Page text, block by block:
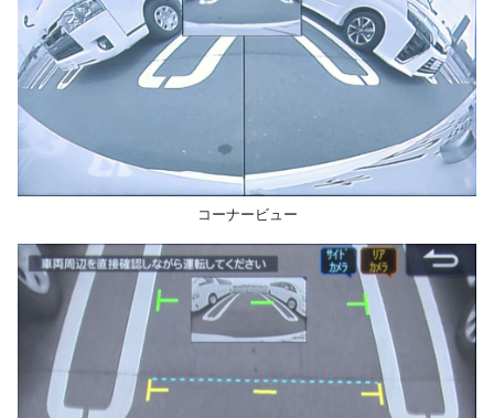
コーナービュー